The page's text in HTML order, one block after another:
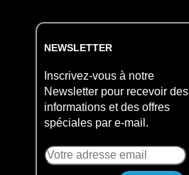
NEWSLETTER
Inscrivez-vous à notre
Newsletter pour recevoir des
informations et des offres
spéciales par e-mail.